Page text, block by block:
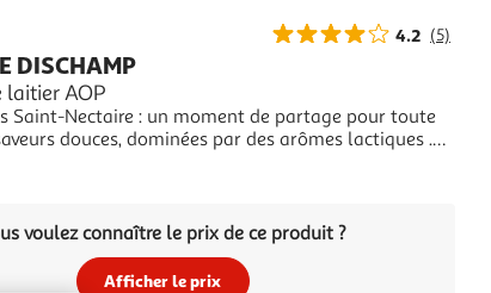
4.2 (5)
DISCHAMP
laitier AOP
Saint-Nectaire : un moment de partage pour toute
douces, dominées par des arômes lactiques .
saveur se développent au cours de 4 semaine
voulez connaître le prix de ce produit ?
Afficher le prix